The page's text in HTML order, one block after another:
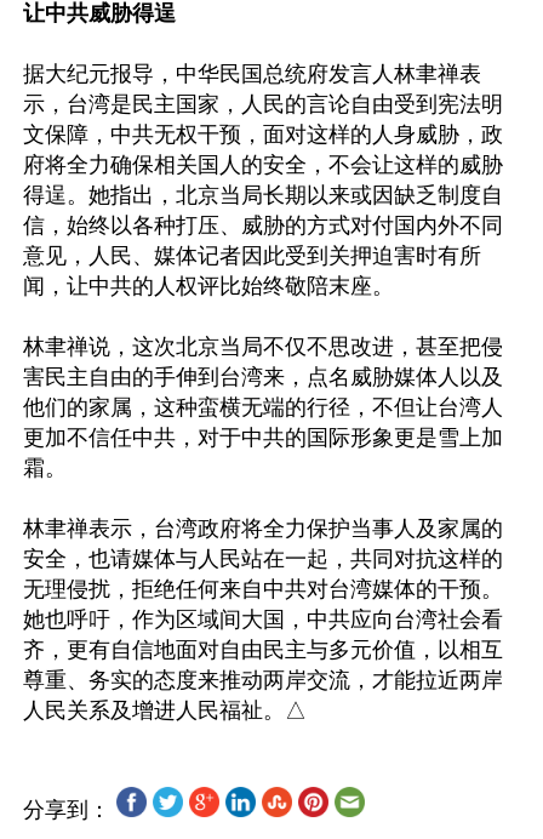
让中共威胁得逞
据大纪元报导，中华民国总统府发言人林聿禅表
示，台湾是民主国家，人民的言论自由受到宪法明
文保障，中共无权干预，面对这样的人身威胁，政
府将全力确保相关国人的安全，不会让这样的威胁
得逞。她指出，北京当局长期以来或因缺乏制度自
信，始终以各种打压、威胁的方式对付国内外不同
意见，人民、媒体记者因此受到关押迫害时有所
闻，让中共的人权评比始终敬陪末座。
林聿禅说，这次北京当局不仅不思改进，甚至把侵
害民主自由的手伸到台湾来，点名威胁媒体人以及
他们的家属，这种蛮横无端的行径，不但让台湾人
更加不信任中共，对于中共的国际形象更是雪上加
霜。
林聿禅表示，台湾政府将全力保护当事人及家属的
安全，也请媒体与人民站在一起，共同对抗这样的
无理侵扰，拒绝任何来自中共对台湾媒体的干预。
她也呼吁，作为区域间大国，中共应向台湾社会看
齐，更有自信地面对自由民主与多元价值，以相互
尊重、务实的态度来推动两岸交流，才能拉近两岸
分享到：